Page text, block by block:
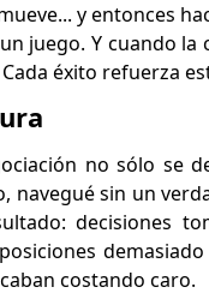
y entonces
juego. Y cuando
éxito refuerza
no sólo se
navegué sin un
decisiones
costando caro.